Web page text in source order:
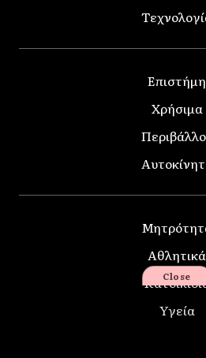
Επιστήμη
Χρήσιμα
Αθλητικά
Υγεία
Close